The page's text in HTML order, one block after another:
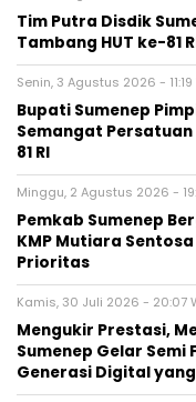
Tim Putra Disdik
Tambang HUT ke-81
Senin, 3 Agustus 2026 - 11:19
Bupati Sumenep
Semangat Persatuan
81 RI
Minggu, 2 Agustus 2026 -
Pemkab Sumenep
KMP Mutiara
Prioritas
Kamis, 30 Juli 2026 - 20:07
Mengukir Prestasi,
Sumenep Gelar Semi
Generasi Digital